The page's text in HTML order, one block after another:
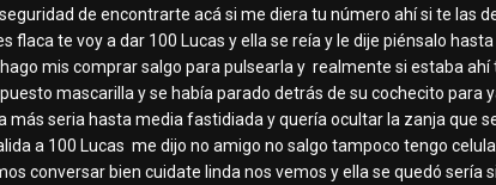
de encontrarte acá si me diera tu número ahí si te las
flaca te voy a dar 100 Lucas y ella se reía y le dije piénsalo
hago mis comprar salgo para pulsearla y realmente si estaba
mascarilla y se había parado detrás de su cochecito
más seria hasta media fastidiada y quería ocultar la zanja que
a 100 Lucas me dijo no amigo no salgo tampoco tengo
conversar bien cuidate linda nos vemos y ella se quedó sería